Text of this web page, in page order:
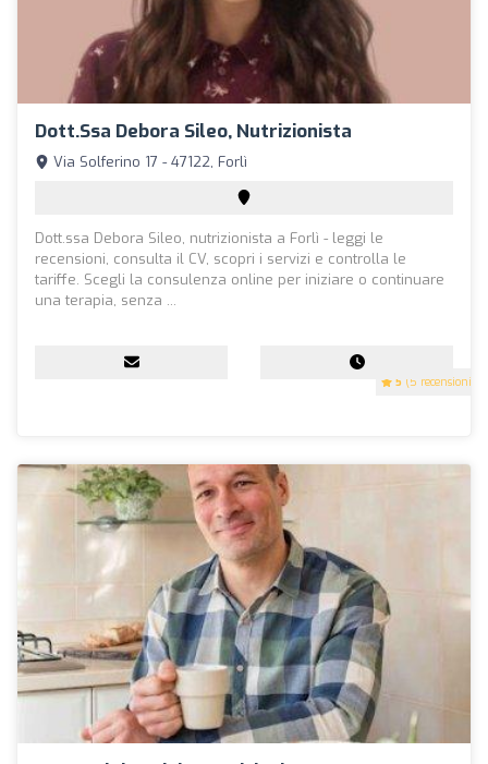
Dott.ssa Debora Sileo, Nutrizionista
5 (5 recensioni)
Via Solferino 17 - 47122, Forlì
Dott.ssa Debora Sileo, nutrizionista a Forlì - leggi le
recensioni, consulta il CV, scopri i servizi e controlla le
tariffe. Scegli la consulenza online per iniziare o continuare
una terapia, senza ...